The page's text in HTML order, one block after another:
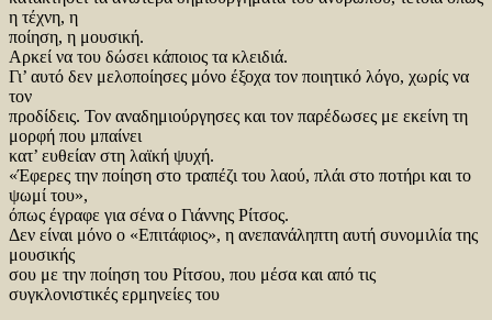
η τέχνη, η
ποίηση, η μουσική.
Αρκεί να του δώσει κάποιος τα κλειδιά.
Γι’ αυτό δεν μελοποίησες μόνο έξοχα τον ποιητικό λόγο, χωρίς να
τον
προδίδεις. Τον αναδημιούργησες και τον παρέδωσες με εκείνη τη
μορφή που μπαίνει
κατ’ ευθείαν στη λαϊκή ψυχή.
«Έφερες την ποίηση στο τραπέζι του λαού, πλάι στο ποτήρι και το
ψωμί του»,
όπως έγραφε για σένα ο Γιάννης Ρίτσος.
Δεν είναι μόνο ο «Επιτάφιος», η ανεπανάληπτη αυτή συνομιλία της
μουσικής
σου με την ποίηση του Ρίτσου, που μέσα και από τις
συγκλονιστικές ερμηνείες του